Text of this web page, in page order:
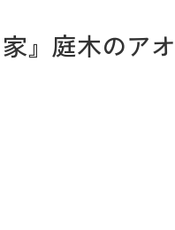
』庭木のア